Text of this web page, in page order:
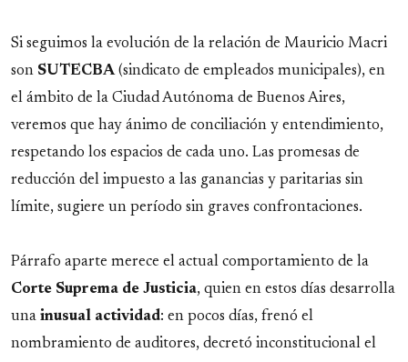
Si seguimos la evolución de la relación de Mauricio Macri
son SUTECBA(sindicato de empleados municipales), en
el ámbito de la Ciudad Autónoma de Buenos Aires,
veremos que hay ánimo de conciliación y entendimiento,
respetando los espacios de cada uno. Las promesas de
reducción del impuesto a las ganancias y paritarias sin
límite, sugiere un período sin graves confrontaciones.
Párrafo aparte merece el actual comportamiento de la
Corte Suprema de Justicia, quien en estos días desarrolla
una inusual actividad: en pocos días, frenó el
nombramiento de auditores, decretó inconstitucional el